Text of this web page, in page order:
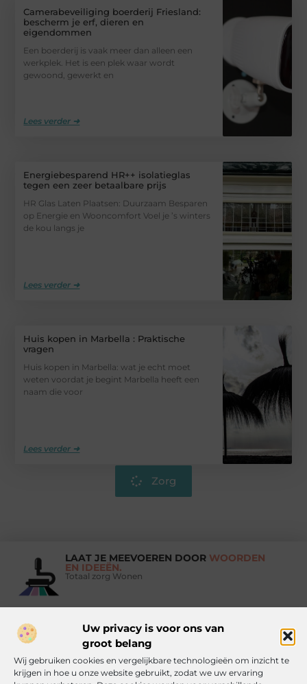
Uw privacy is voor ons van
groot belang
Wij gebruiken cookies en vergelijkbare technologieën om inzicht te
krijgen in hoe u onze website gebruikt, zodat we uw ervaring
Camerabeveiliging boerderij Friesland:
bescherm je erf, dieren en
eigendommen
Een boerderij is vaak meer dan alleen een
werkplek. Het is een plek waar wordt
gewoond, gewerkt en
Lees verder ➜
Energiebesparend HR++ isolatieglas
tegen een zeer betaalbare prijs
HR Glas Laten Plaatsen: Duurzaam Besparen
op Energie en Wooncomfort Voel je ’s winters
de kou langs je
Lees verder ➜
Huis kopen in Marbella : Praktische
vragen
Huis kopen in Marbella: wat je echt moet
weten voordat je begint Marbella heeft een
naam die voor
Lees verder ➜
Zorg
LAAT JE MEEVOEREN DOOR WOORDEN
EN IDEEËN.
Totaal zorg Wonen
Vind Ons Hier :